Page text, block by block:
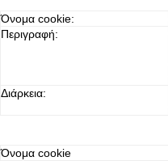
Όνομα cookie:
Περιγραφή:
Διάρκεια:
Όνομα cookie